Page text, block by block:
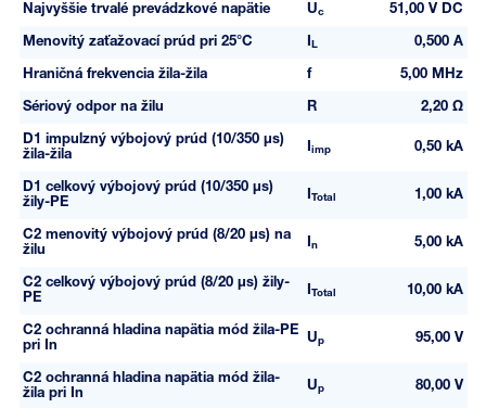
Najvyššie trvalé prevádzkové napätie Uc 51,00 V DC
Menovitý zaťažovací prúd pri 25°C L 0,500 A
Hraničná frekvencia žila-žila f 5,00 MHz
Sériový odpor na žilu R 2,20 Ω
D1 impulzný výbojový prúd (10/350 µs)
žila-žila
imp 0,50 kA
D1 celkový výbojový prúd (10/350 µs)
žily-PE
Total 1,00 kA
C2 menovitý výbojový prúd (8/20 µs) na
žilu
n 5,00 kA
C2 celkový výbojový prúd (8/20 µs) žily-
PE
Total 10,00 kA
C2 ochranná hladina napätia mód žila-PE
pri In
Up 95,00 V
C2 ochranná hladina napätia mód žila-
žila pri In
Up 80,00 V